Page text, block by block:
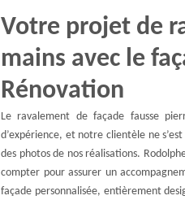
Votre projet de
mains avec le
Rénovation
Le ravalement de façade fausse
d’expérience, et notre clientèle ne
des photos de nos réalisations.
compter pour assurer un
façade personnalisée, entièrement